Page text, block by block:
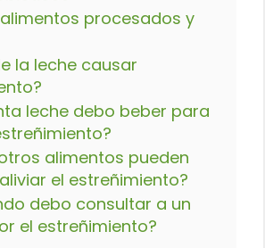
procesados y
la leche causar
leche debo beber para
alimentos pueden
el estreñimiento?
debo consultar a un
el estreñimiento?